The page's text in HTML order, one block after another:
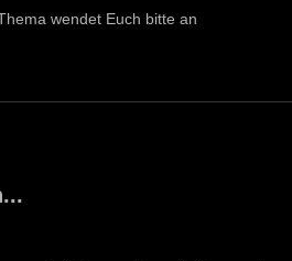
wendet Euch bitte an